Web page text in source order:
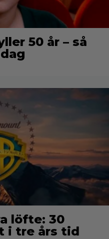
50 år – så
löfte: 30
i tre års tid